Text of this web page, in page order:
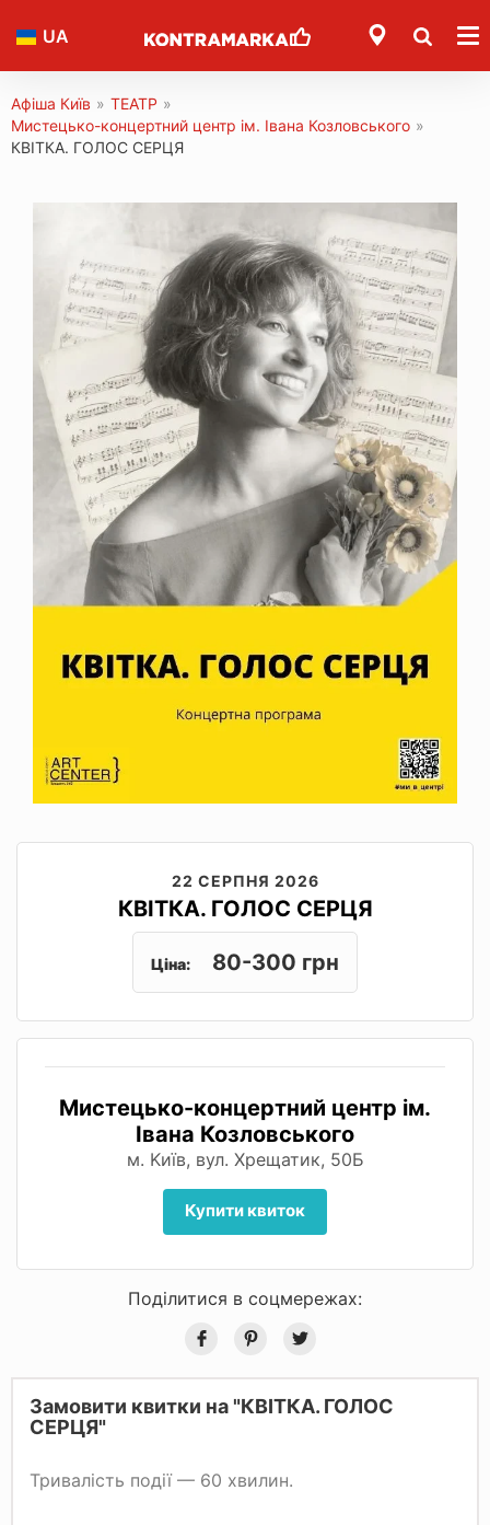
UA
Афіша Київ » ТЕАТР »
Мистецько-концертний центр ім. Івана Козловського »
КВІТКА. ГОЛОС СЕРЦЯ
22 СЕРПНЯ 2026
КВІТКА. ГОЛОС СЕРЦЯ
Ціна: 80-300 грн
Мистецько-концертний центр ім.
Івана Козловського
м. Kиїв, вул. Хрещатик, 50Б
Купити квиток
Поділитися в соцмережах:
Замовити квитки на "КВІТКА. ГОЛОС
СЕРЦЯ"
Тривалість події — 60 хвилин.